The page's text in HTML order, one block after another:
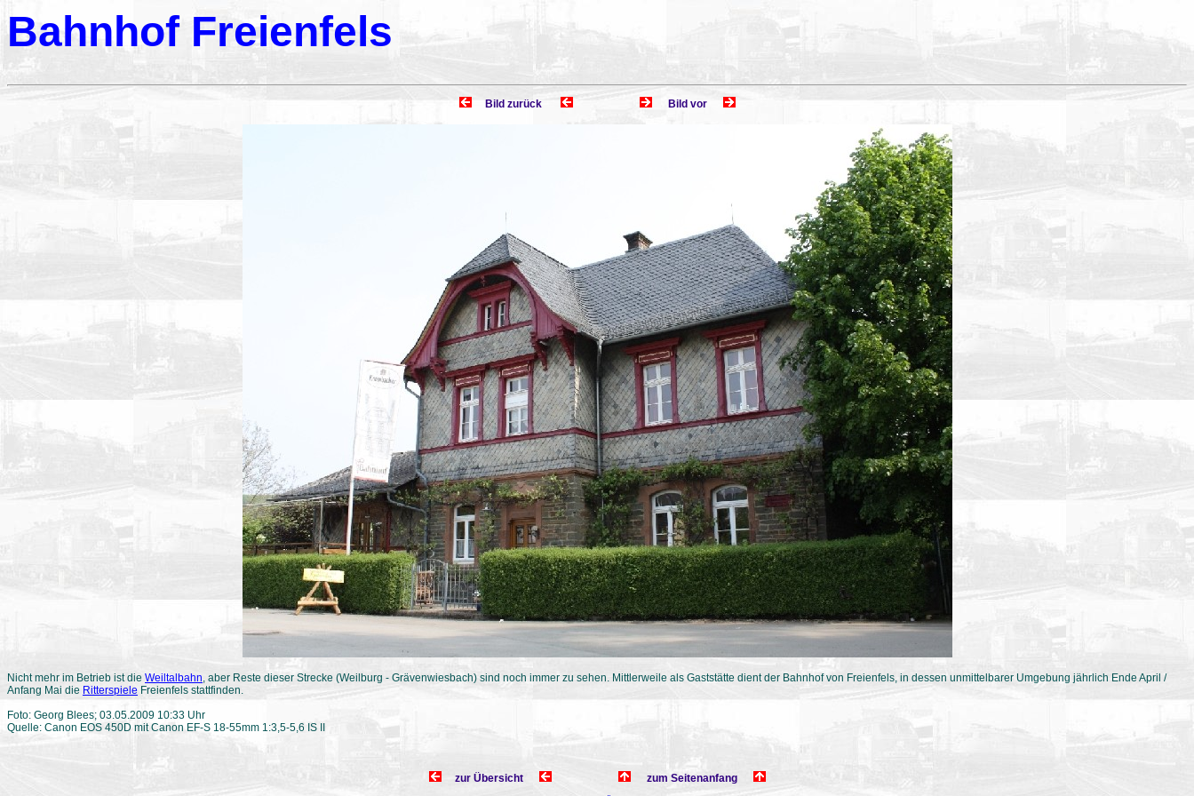
Bahnhof Freienfels
Bild zurück Bild vor
Nicht mehr im Betrieb ist die Weiltalbahn, aber Reste dieser Strecke (Weilburg - Grävenwiesbach) sind noch immer zu sehen. Mittlerweile als Gaststätte dient der Bahnhof von Freienfels, in dessen unmittelbarer Umgebung jährlich Ende April /
Anfang Mai die Ritterspiele Freienfels stattfinden.
Foto: Georg Blees; 03.05.2009 10:33 Uhr
Quelle: Canon EOS 450D mit Canon EF-S 18-55mm 1:3,5-5,6 IS II
zur Übersicht zum Seitenanfang